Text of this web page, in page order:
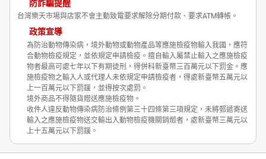
防詐騙提醒
台灣樂天市場與店家不會主動致電要求解除分期付款、要求ATM轉帳。
政策宣導
為防治動物傳染病，境外動物或動物產品等應施檢疫物輸入我國，應符
合動物檢疫規定，並依規定申請檢疫。擅自輸入屬禁止輸入之應施檢疫
物者最高可處七年以下有期徒刑，得併科新臺幣三百萬元以下罰金。應
施檢疫物之輸入人或代理人未依規定申請檢疫者，得處新臺幣五萬元以
上一百萬元以下罰鍰，並得按次處罰。
境外商品不得隨貨贈送應施檢疫物。
收件人違反動物傳染病防治條例第三十四條第三項規定，未將郵遞寄送
輸入之應施檢疫物送交輸出入動物檢疫機關銷燬者，處新臺幣三萬元以
上十五萬元以下罰鍰。